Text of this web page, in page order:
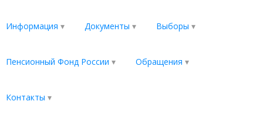
Информация Документы Выборы
Пенсионный Фонд России Обращения
Контакты